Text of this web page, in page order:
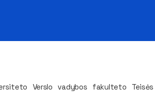
Verslo vadybos fakulteto